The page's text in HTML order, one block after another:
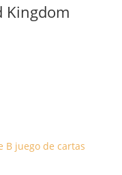
Kingdom